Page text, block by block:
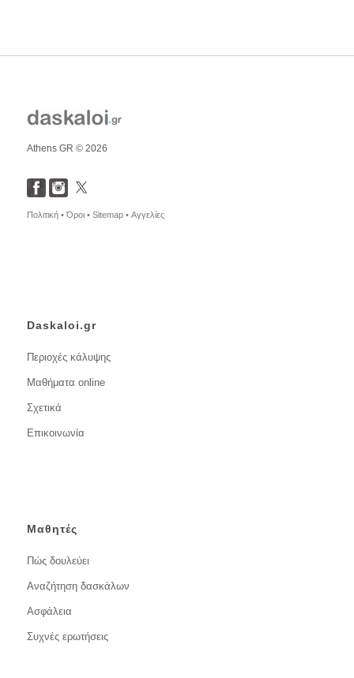
Athens GR © 2026
Πολιτική •Όροι • Sitemap • Αγγελίες
Daskaloi.gr
Περιοχές κάλυψης
Μαθήματα online
Σχετικά
Επικοινωνία
Μαθητές
Πώς δουλεύει
Αναζήτηση δασκάλων
Ασφάλεια
Συχνές ερωτήσεις